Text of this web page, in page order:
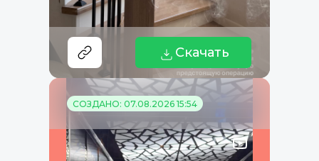
Скачать
СОЗДАНО: 07.08.2026 15:54